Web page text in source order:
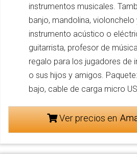
instrumentos musicales.
banjo, mandolina,
instrumento acústico o
guitarrista, profesor de
regalo para los jugadores de
o sus hijos y amigos.
bajo, cable de carga micro
Ver precios en